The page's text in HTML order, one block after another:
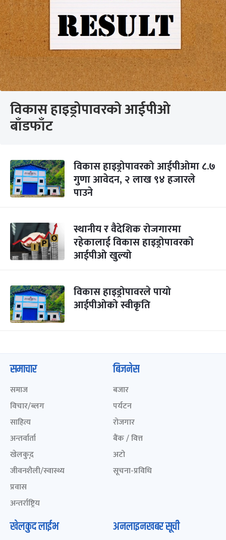
विकास हाइड्रोपावरको आईपीओ
बाँडफाँट
विकास हाइड्रोपावरको आईपीओमा ८.७
गुणा आवेदन, २ लाख ९४ हजारले
पाउने
स्थानीय र वैदेशिक रोजगारमा
रहेकालाई विकास हाइड्रोपावरको
आईपीओ खुल्यो
विकास हाइड्रोपावरले पायो
आईपीओको स्वीकृति
समाचार
समाज
विचार/ब्लग
साहित्य
अन्तर्वार्ता
खेलकुद़़
जीवनशैली/स्वास्थ्य
प्रवास
अन्तर्राष्ट्रिय
बिजनेस
बजार
पर्यटन
रोजगार
बैंक / वित्त
अटो
सूचना-प्रविधि
खेलकुद लाईभ अनलाइनखबर सूची